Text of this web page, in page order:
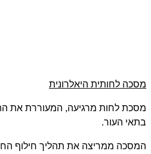
מסכה לחותית היאלרונית
מסכת לחות מרגיעה, המעוררת את
בתאי העור.
המסכה ממריצה את תהליך חילוף